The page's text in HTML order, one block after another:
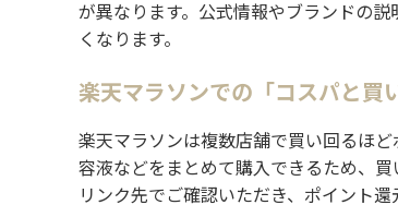
が異なります。公式情報やブランドの
くなります。
楽天マラソンでの「コスパと買
楽天マラソンは複数店舗で買い回るほ
容液などをまとめて購入できるため、
リンク先でご確認いただき、ポイント